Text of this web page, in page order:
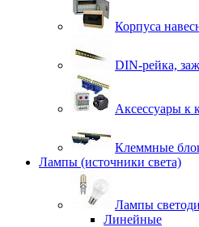
Корпуса
DIN-рейка,
Аксессуары к
Клеммные
Лампы (источники света)
Лампы
Линейные